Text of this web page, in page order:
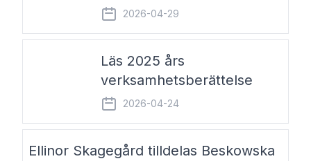
Svenska Akademiens pris till
framstående författare av svensk
sakprosa som i år går till Magnus
2026-04-29
Läs 2025 års
verksamhetsberättelse
2026-04-24
Ellinor Skagegård tilldelas Beskowska